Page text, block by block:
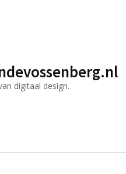
digitaal design.